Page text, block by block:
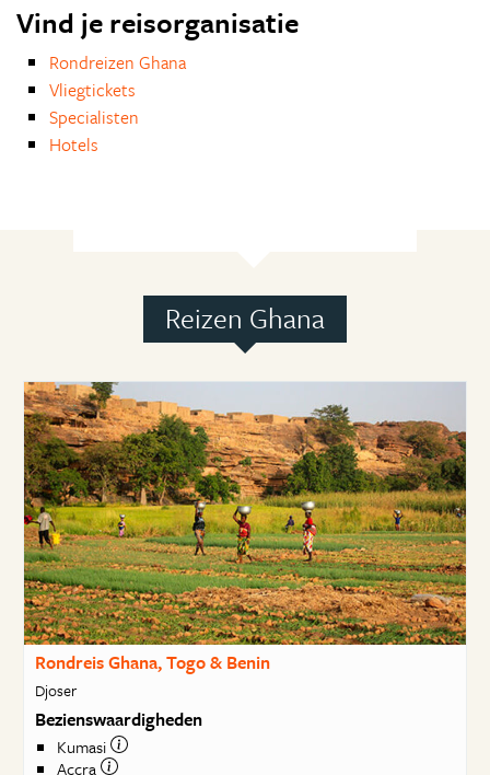
Vind je reisorganisatie
Rondreizen Ghana
Vliegtickets
Specialisten
Hotels
Reizen Ghana
Rondreis Ghana, Togo & Benin
Djoser
Bezienswaardigheden
Kumasi
Accra